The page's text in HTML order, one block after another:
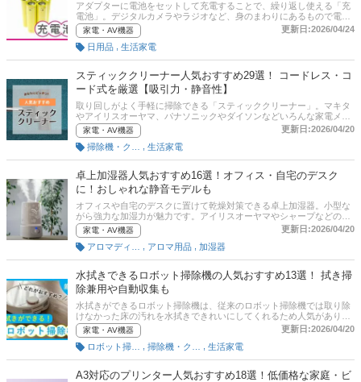
アダプターに電池をセットして充電することで、繰り返し使える「充
電池」。デジタルカメラやラジオなど、身のまわりにあるもので電池
を使う機器はたくさんありますよね。せっかく充電池を購入するな
ら、なるべく繰り返し使えて、1度の充電で長く使えるものがほしい
ものです。この記事では、充電池の選び方とユーザーのイチオシ商品
や口コミ、編集部のおすすめ商品を紹介します。パナソニックのエボ
ルタやエネループ、エネボルトなど人気メーカー・ブランドの単三・
単四サイズをピックアップ。充電器付きなら高コスパで手に入れられ
ます。また、寿命や捨て方も解説！後半には、比較一覧表や通販サイ
トの最新人気ランキングもあるので、売れ筋や口コミとあわせてチェ
ックしてみてください。
家電・AV機器
更新日:2026/04/24
日用品
生活家電
スティッククリーナー人気おすすめ29選！ コードレス・コ
ード式を厳選【吸引力・静音性】
取り回しがよく手軽に掃除できる「スティッククリーナー」。マキタ
やアイリスオーヤマ、パナソニックやダイソンなどいろんな家電メー
カーから販売されています。一人暮らしの生活にもぴったりです。コ
ードレス式やコード式、ゴミの集塵方式も紙パックやサイクロンと製
品によってさまざまで、どれを選べばいいか迷ってしまいますよね。
この記事では、スティッククリーナーの選び方、ユーザー、エキスパ
ート、編集部が厳選したおすすめの製品を紹介。収納に便利なスタン
ド付きタイプ、静音モデルなどもピックアップしています。記事後半
には、比較一覧表、通販サイトの売れ筋人気ランキングもあるので、
口コミや評判もチェックしてみてください。
家電・AV機器
更新日:2026/04/20
生活家電
卓上加湿器人気おすすめ16選！オフィス・自宅のデスク
に！おしゃれな静音モデルも
オフィスや自宅のデスクに置けて乾燥対策できる卓上加湿器。小型な
がら強力な加湿力が魅力です。アイリスオーヤマやシャープなどの人
気メーカーから、超音波、スチーム、気化、ハイブリッド式の商品が
発売されています。そこでこの記事では、卓上加湿器の選び方とおす
すめ商品、ユーザーのイチオシを紹介します。静音モデル、おしゃれ
なデザイン、アロマ対応などピックアップ。また、比較一覧表や通販
サイトの最新人気ランキングもあるので、売れ筋や口コミとあわせて
チェックしてみてください。
家電・AV機器
更新日:2026/04/20
アロマ用品 加湿器
水拭きできるロボット掃除機の人気おすすめ13選！ 拭き掃
除兼用や自動収集も
水拭きができるロボット掃除機は、従来のロボット掃除機では取り除
けなかった床の汚れを水拭きできれいにしてくれるため人気がありま
す。しかし、便利な水拭きロボット掃除機にもデメリットがあり、購
入前にしっかり把握しておきたいところです。そこで本記事では、水
拭きできるロボット掃除機の選び方、そしておすすめ商品をご紹介。
後半には、比較一覧表や通販サイトの最新人気ランキングもあるの
で、売れ筋や口コミとあわせてチェックしてみてくださいね。
家電・AV機器
更新日:2026/04/20
生活家電
A3対応のプリンター人気おすすめ18選！低価格な家庭・ビ